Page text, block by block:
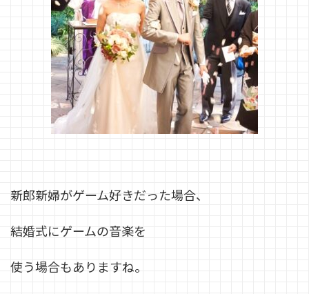
新郎新婦がゲーム好きだった場合、
結婚式にゲームの音楽を
使う場合もありますね。